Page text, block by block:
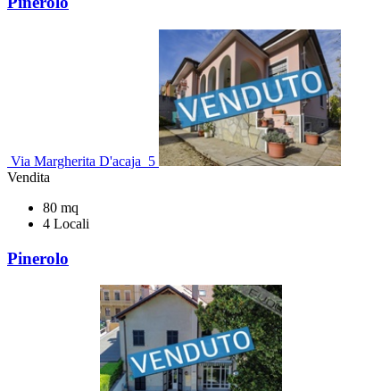
Via Margherita D'acaja 5
Vendita
80 mq
4 Locali
Pinerolo